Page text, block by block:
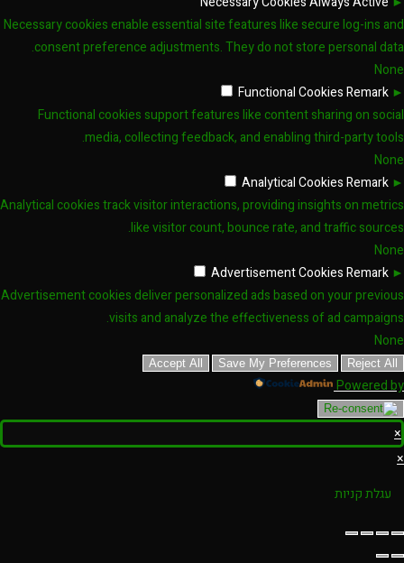
Necessary cookies enable essential site features like secure log-ins and
consent preference adjustments. They do not store personal data.
None
►
Functional CookiesRemark
Functional cookies support features like content sharing on social
media, collecting feedback, and enabling third-party tools.
None
►
Analytical CookiesRemark
Analytical cookies track visitor interactions, providing insights on metrics
like visitor count, bounce rate, and traffic sources.
None
►
Advertisement CookiesRemark
Advertisement cookies deliver personalized ads based on your previous
visits and analyze the effectiveness of ad campaigns.
None
Reject All
Save My Preferences
Accept All
Powered by
×
×
עגלת קניות